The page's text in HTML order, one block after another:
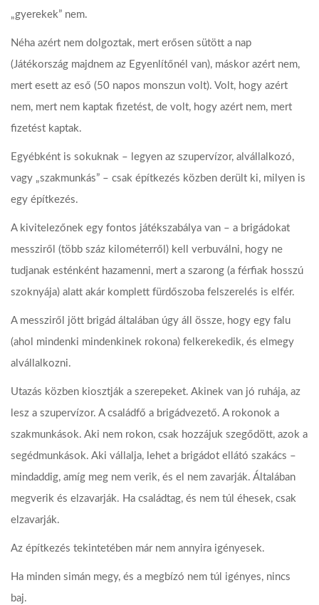
„gyerekek” nem.
Néha azért nem dolgoztak, mert erősen sütött a nap
(Játékország majdnem az Egyenlítőnél van), máskor azért nem,
mert esett az eső (50 napos monszun volt). Volt, hogy azért
nem, mert nem kaptak fizetést, de volt, hogy azért nem, mert
fizetést kaptak.
Egyébként is sokuknak – legyen az szupervízor, alvállalkozó,
vagy „szakmunkás” – csak építkezés közben derült ki, milyen is
egy építkezés.
A kivitelezőnek egy fontos játékszabálya van – a brigádokat
messziről (több száz kilométerről) kell verbuválni, hogy ne
tudjanak esténként hazamenni, mert a szarong (a férfiak hosszú
szoknyája) alatt akár komplett fürdőszoba felszerelés is elfér.
A messziről jött brigád általában úgy áll össze, hogy egy falu
(ahol mindenki mindenkinek rokona) felkerekedik, és elmegy
alvállalkozni.
Utazás közben kiosztják a szerepeket. Akinek van jó ruhája, az
lesz a szupervízor. A családfő a brigádvezető. A rokonok a
szakmunkások. Aki nem rokon, csak hozzájuk szegődött, azok a
segédmunkások. Aki vállalja, lehet a brigádot ellátó szakács –
mindaddig, amíg meg nem verik, és el nem zavarják. Általában
megverik és elzavarják. Ha családtag, és nem túl éhesek, csak
elzavarják.
Az építkezés tekintetében már nem annyira igényesek.
Ha minden simán megy, és a megbízó nem túl igényes, nincs
baj.